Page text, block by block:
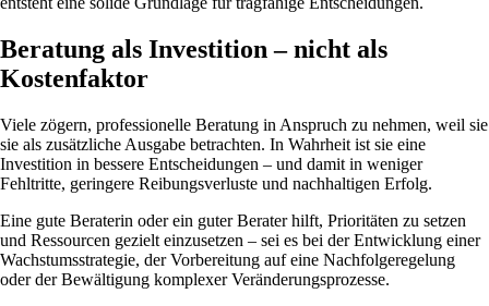
Beratung als Investition – nicht als
Kostenfaktor
Viele zögern, professionelle Beratung in Anspruch zu nehmen, weil sie
sie als zusätzliche Ausgabe betrachten. In Wahrheit ist sie eine
Investition in bessere Entscheidungen – und damit in weniger
Fehltritte, geringere Reibungsverluste und nachhaltigen Erfolg.
Eine gute Beraterin oder ein guter Berater hilft, Prioritäten zu setzen
und Ressourcen gezielt einzusetzen – sei es bei der Entwicklung einer
Wachstumsstrategie, der Vorbereitung auf eine Nachfolgeregelung
oder der Bewältigung komplexer Veränderungsprozesse.